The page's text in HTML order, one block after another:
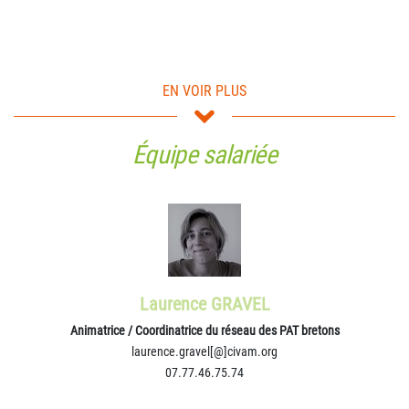
Eleveur-laitier (bovin) | Représentant CEDAPA
Co-Président, thématique Agriculture durable
EN VOIR PLUS
Équipe salariée
Laurence GRAVEL
Animatrice / Coordinatrice du réseau des PAT bretons
laurence.gravel[@]civam.org
07.77.46.75.74